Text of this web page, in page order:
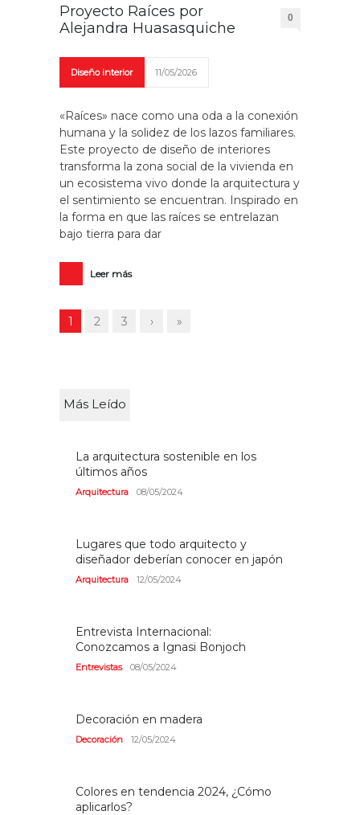
Proyecto Raíces por
Alejandra Huasasquiche
0
Diseño interior 11/05/2026
«Raíces» nace como una oda a la conexión
humana y la solidez de los lazos familiares.
Este proyecto de diseño de interiores
transforma la zona social de la vivienda en
un ecosistema vivo donde la arquitectura y
el sentimiento se encuentran. Inspirado en
la forma en que las raíces se entrelazan
bajo tierra para dar
Leer más
1 2 3 › »
Más Leído
La arquitectura sostenible en los
últimos años
Arquitectura 08/05/2024
Lugares que todo arquitecto y
diseñador deberían conocer en japón
Arquitectura 12/05/2024
Entrevista Internacional:
Conozcamos a Ignasi Bonjoch
Entrevistas 08/05/2024
Decoración en madera
Decoración 12/05/2024
Colores en tendencia 2024, ¿Cómo
aplicarlos?